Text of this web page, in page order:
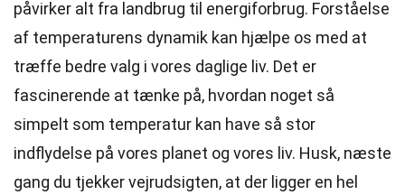
påvirker alt fra landbrug til energiforbrug. Forståelse
af temperaturens dynamik kan hjælpe os med at
træffe bedre valg i vores daglige liv. Det er
fascinerende at tænke på, hvordan noget så
simpelt som temperatur kan have så stor
indflydelse på vores planet og vores liv. Husk, næste
gang du tjekker vejrudsigten, at der ligger en hel